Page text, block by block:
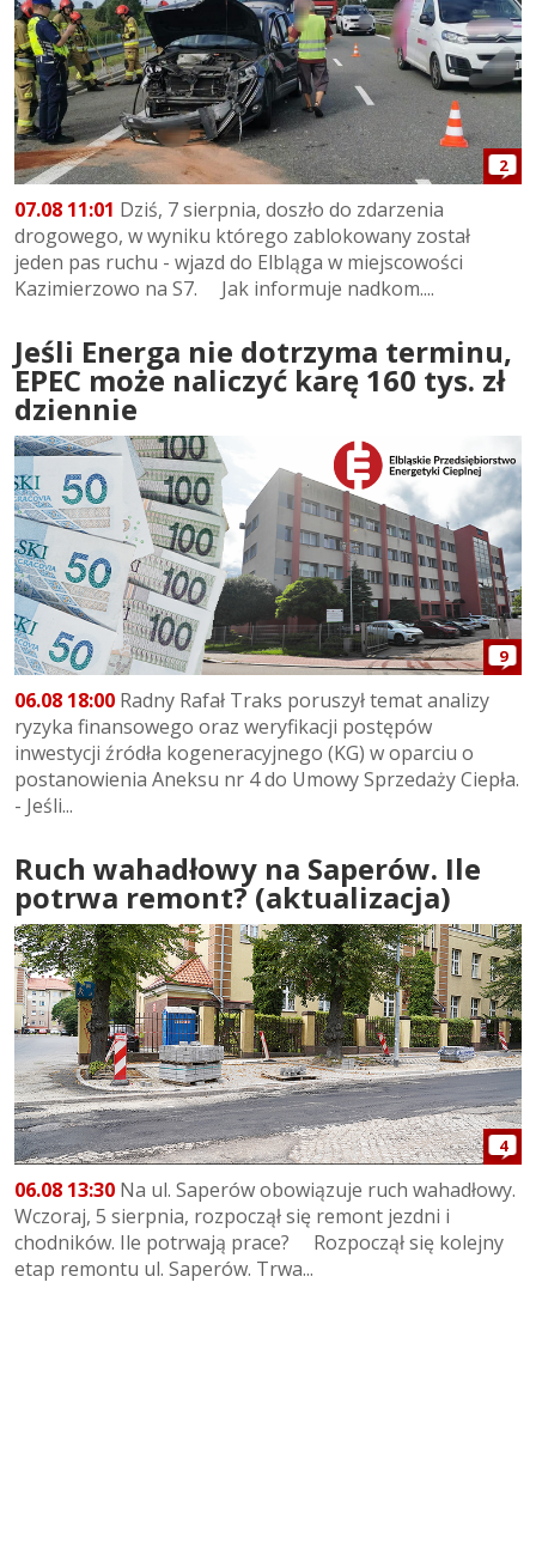
2
07.08 11:01 Dziś, 7 sierpnia, doszło do zdarzenia
drogowego, w wyniku którego zablokowany został
jeden pas ruchu - wjazd do Elbląga w miejscowości
Kazimierzowo na S7. Jak informuje nadkom....
Jeśli Energa nie dotrzyma terminu,
EPEC może naliczyć karę 160 tys. zł
dziennie
9
06.08 18:00 Radny Rafał Traks poruszył temat analizy
ryzyka finansowego oraz weryfikacji postępów
inwestycji źródła kogeneracyjnego (KG) w oparciu o
postanowienia Aneksu nr 4 do Umowy Sprzedaży Ciepła.
- Jeśli...
Ruch wahadłowy na Saperów. Ile
potrwa remont? (aktualizacja)
4
06.08 13:30 Na ul. Saperów obowiązuje ruch wahadłowy.
Wczoraj, 5 sierpnia, rozpoczął się remont jezdni i
chodników. Ile potrwają prace? Rozpoczął się kolejny
etap remontu ul. Saperów. Trwa...